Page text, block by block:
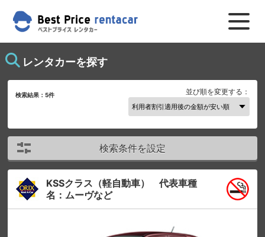
レンタカーを探す
検索結果：5件 並び順を変更する：
検索条件を設定
KSSクラス（軽自動車） 代表車種
名：ムーヴなど